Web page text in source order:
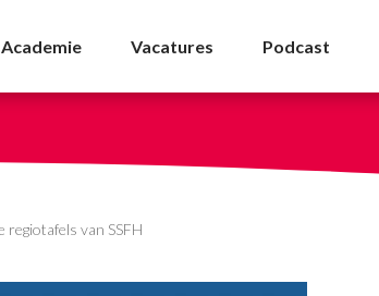
- NVDA
Academie Vacatures Podcast
regiotafels van SSFH